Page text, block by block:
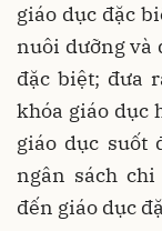
giáo dục đặc
nuôi dưỡng và
đặc biệt; đưa
khóa giáo dục
giáo dục suốt
ngân sách
đến giáo dục